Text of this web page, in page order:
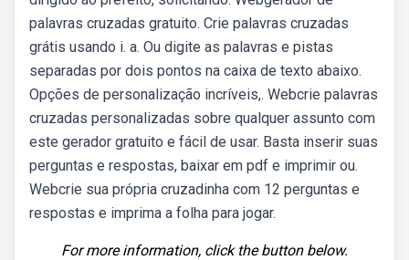
palavras cruzadas gratuito. Crie palavras cruzadas
grátis usando i. a. Ou digite as palavras e pistas
separadas por dois pontos na caixa de texto abaixo.
Opções de personalização incríveis,. Webcrie palavras
cruzadas personalizadas sobre qualquer assunto com
este gerador gratuito e fácil de usar. Basta inserir suas
perguntas e respostas, baixar em pdf e imprimir ou.
Webcrie sua própria cruzadinha com 12 perguntas e
respostas e imprima a folha para jogar.
For more information, click the button below.